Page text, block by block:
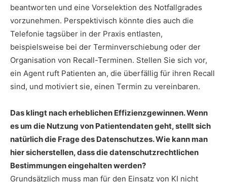
beantworten und eine Vorselektion des Notfallgrades
vorzunehmen. Perspektivisch könnte dies auch die
Telefonie tagsüber in der Praxis entlasten,
beispielsweise bei der Terminverschiebung oder der
Organisation von Recall-Terminen. Stellen Sie sich vor,
ein Agent ruft Patienten an, die überfällig für ihren Recall
sind, und motiviert sie, einen Termin zu vereinbaren.
Das klingt nach erheblichen Effizienzgewinnen. Wenn
es um die Nutzung von Patientendaten geht, stellt sich
natürlich die Frage des Datenschutzes. Wie kann man
hier sicherstellen, dass die datenschutzrechtlichen
Bestimmungen eingehalten werden?
Grundsätzlich muss man für den Einsatz von KI nicht